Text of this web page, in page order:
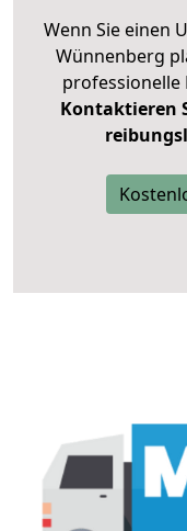
Wenn Sie einen
Wünnenberg
professionelle
Kontaktieren